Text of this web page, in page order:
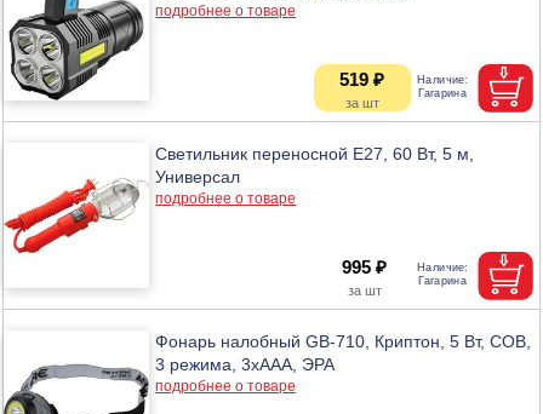
подробнее о товаре
519 ₽
Светильник переносной E27, 60 Вт, 5 м,
Универсал
подробнее о товаре
995 ₽
Фонарь налобный GB-710, Криптон, 5 Вт, СОВ,
3 режима, 3хААА, ЭРА
подробнее о товаре